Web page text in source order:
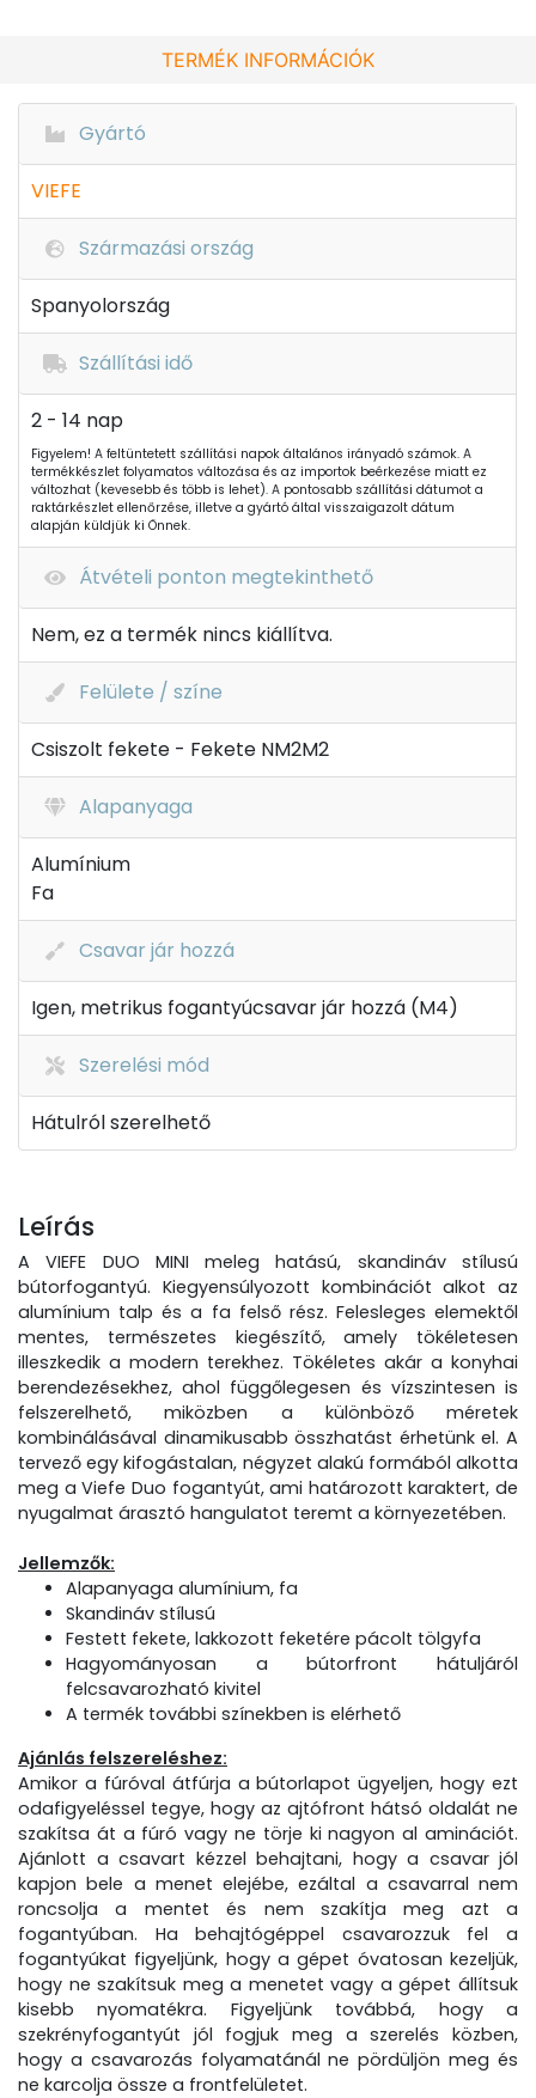
TERMÉK INFORMÁCIÓK
Gyártó
VIEFE
Származási ország
Spanyolország
Szállítási idő
2 - 14 nap
Figyelem! A feltüntetett szállítási napok általános irányadó számok. A
termékkészlet folyamatos változása és az importok beérkezése miatt ez
változhat (kevesebb és több is lehet). A pontosabb szállítási dátumot a
raktárkészlet ellenőrzése, illetve a gyártó által visszaigazolt dátum
alapján küldjük ki Önnek.
Átvételi ponton megtekinthető
Nem, ez a termék nincs kiállítva.
Felülete / színe
Csiszolt fekete - Fekete NM2M2
Alapanyaga
Alumínium
Fa
Csavar jár hozzá
Igen, metrikus fogantyúcsavar jár hozzá (M4)
Szerelési mód
Hátulról szerelhető
Leírás
A VIEFE DUO MINI meleg hatású, skandináv stílusú
bútorfogantyú. Kiegyensúlyozott kombinációt alkot az
alumínium talp és a fa felső rész. Felesleges elemektől
mentes, természetes kiegészítő, amely tökéletesen
illeszkedik a modern terekhez. Tökéletes akár a konyhai
berendezésekhez, ahol függőlegesen és vízszintesen is
felszerelhető, miközben a különböző méretek
kombinálásával dinamikusabb összhatást érhetünk el. A
tervező egy kifogástalan, négyzet alakú formából alkotta
meg a Viefe Duo fogantyút, ami határozott karaktert, de
nyugalmat árasztó hangulatot teremt a környezetében.
Jellemzők:
Alapanyaga alumínium, fa
Skandináv stílusú
Festett fekete, lakkozott feketére pácolt tölgyfa
Hagyományosan a bútorfront hátuljáról
felcsavarozható kivitel
A termék további színekben is elérhető
Ajánlás felszereléshez:
Amikor a fúróval átfúrja a bútorlapot ügyeljen, hogy ezt
odafigyeléssel tegye, hogy az ajtófront hátsó oldalát ne
szakítsa át a fúró vagy ne törje ki nagyon al aminációt.
Ajánlott a csavart kézzel behajtani, hogy a csavar jól
kapjon bele a menet elejébe, ezáltal a csavarral nem
roncsolja a mentet és nem szakítja meg azt a
fogantyúban. Ha behajtógéppel csavarozzuk fel a
fogantyúkat figyeljünk, hogy a gépet óvatosan kezeljük,
hogy ne szakítsuk meg a menetet vagy a gépet állítsuk
kisebb nyomatékra. Figyeljünk továbbá, hogy a
szekrényfogantyút jól fogjuk meg a szerelés közben,
hogy a csavarozás folyamatánál ne pördüljön meg és
ne karcolja össze a frontfelületet.